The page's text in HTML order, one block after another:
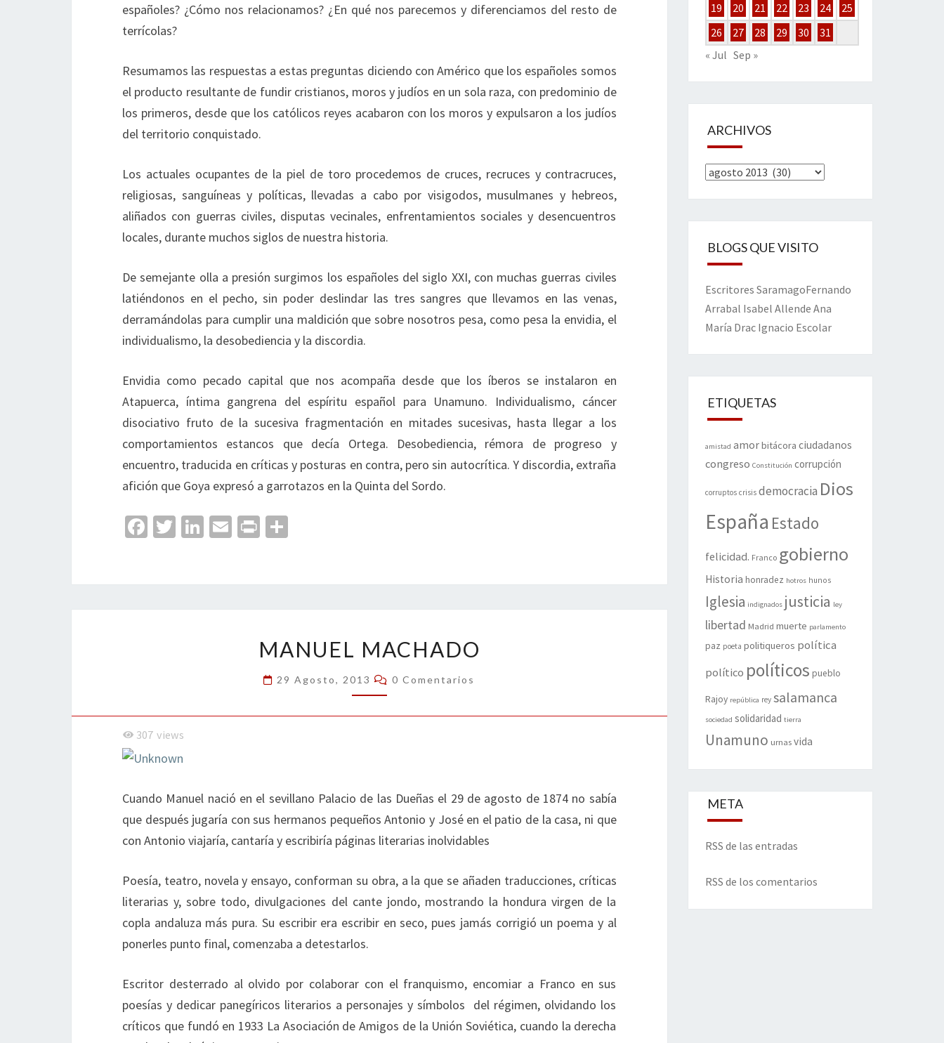
españoles? ¿Cómo nos relacionamos? ¿En qué nos parecemos y diferenciamos del resto de
terrícolas?
Resumamos las respuestas a estas preguntas diciendo con Américo que los españoles somos
el producto resultante de fundir cristianos, moros y judíos en un sola raza, con predominio de
los primeros, desde que los católicos reyes acabaron con los moros y expulsaron a los judíos
del territorio conquistado.
Los actuales ocupantes de la piel de toro procedemos de cruces, recruces y contracruces,
religiosas, sanguíneas y políticas, llevadas a cabo por visigodos, musulmanes y hebreos,
aliñados con guerras civiles, disputas vecinales, enfrentamientos sociales y desencuentros
locales, durante muchos siglos de nuestra historia.
De semejante olla a presión surgimos los españoles del siglo XXI, con muchas guerras civiles
latiéndonos en el pecho, sin poder deslindar las tres sangres que llevamos en las venas,
derramándolas para cumplir una maldición que sobre nosotros pesa, como pesa la envidia, el
individualismo, la desobediencia y la discordia.
Envidia como pecado capital que nos acompaña desde que los íberos se instalaron en
Atapuerca, íntima gangrena del espíritu español para Unamuno. Individualismo, cáncer
disociativo fruto de la sucesiva fragmentación en mitades sucesivas, hasta llegar a los
comportamientos estancos que decía Ortega. Desobediencia, rémora de progreso y
encuentro, traducida en críticas y posturas en contra, pero sin autocrítica. Y discordia, extraña
afición que Goya expresó a garrotazos en la Quinta del Sordo.
Fa
o
T
Li
n
E
Pr
ar
tir
MACHADO
MANUEL MACHADO
29 Agosto, 2013 Comentarios
0 Comentarios
307 views
Cuando Manuel nació en el sevillano Palacio de las Dueñas el 29 de agosto de 1874 no sabía
que después jugaría con sus hermanos pequeños Antonio y José en el patio de la casa, ni que
con Antonio viajaría, cantaría y escribiría páginas literarias inolvidables
Poesía, teatro, novela y ensayo, conforman su obra, a la que se añaden traducciones, críticas
literarias y, sobre todo, divulgaciones del cante jondo, mostrando la hondura virgen de la
copla andaluza más pura. Su escribir era escribir en seco, pues jamás corrigió un poema y al
ponerles punto final, comenzaba a detestarlos.
Escritor desterrado al olvido por colaborar con el franquismo, encomiar a Franco en sus
poesías y dedicar panegíricos literarios a personajes y símbolos del régimen, olvidando los
críticos que fundó en 1933 La Asociación de Amigos de la Unión Soviética, cuando la derecha
19
20 21 22 23 24
25
26
27 28 29 30
31
« Jul Sep »
ARCHIVOS
Archivos
BLOGS QUE VISITO
Escritores SaramagoFernando
Arrabal Isabel Allende Ana
María Drac Ignacio Escolar
ETIQUETAS
amistad amorbitácora ciudadanos
congreso Constitución corrupción
corruptos crisis democracia Dios
España Estado
felicidad. Franco gobierno
Historia honradez hotros hunos
Iglesia indignados justicia ley
libertad Madrid muerte parlamento
paz poeta politiqueros política
político políticos pueblo
Rajoy república rey salamanca
sociedad solidaridad tierra
Unamuno urnas vida
META
RSS de las entradas
RSS de los comentarios